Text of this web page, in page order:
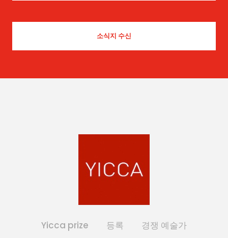
Yicca prize 등록 경쟁 예술가